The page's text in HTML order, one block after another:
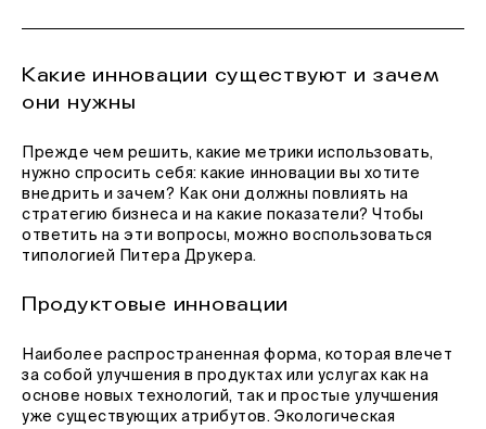
Какие инновации существуют и зачем
они нужны
Прежде чем решить, какие метрики использовать,
нужно спросить себя: какие инновации вы хотите
внедрить и зачем? Как они должны повлиять на
стратегию бизнеса и на какие показатели? Чтобы
ответить на эти вопросы, можно воспользоваться
типологией Питера Друкера.
Продуктовые инновации
Наиболее распространенная форма, которая влечет
за собой улучшения в продуктах или услугах как на
основе новых технологий, так и простые улучшения
уже существующих атрибутов. Экологическая